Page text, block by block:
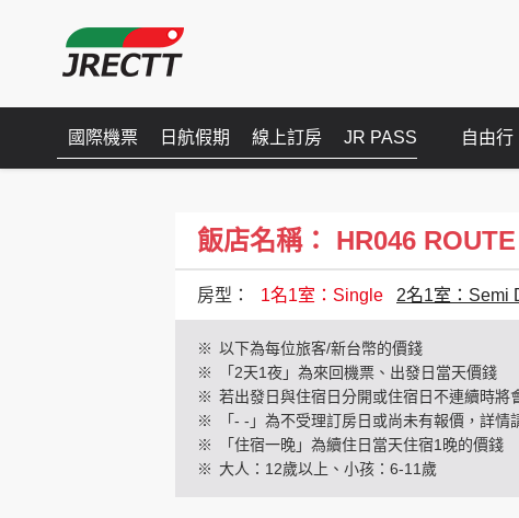
國際機票 日航假期 線上訂房 JR PASS 自由行
飯店名稱： HR046
房型： 1名1室：Single 2名1室：Semi
※ 以下為每位旅客/新台幣的價錢
※
「2天1夜」為來回機票、出發日當天價錢
※ 若出發日與住宿日分開或住宿日不連續時將
※
「- -」為不受理訂房日或尚未有報價，詳情
※
「住宿一晚」為續住日當天住宿1晚的價錢
※ 大人：12歲以上、小孩：6-11歲